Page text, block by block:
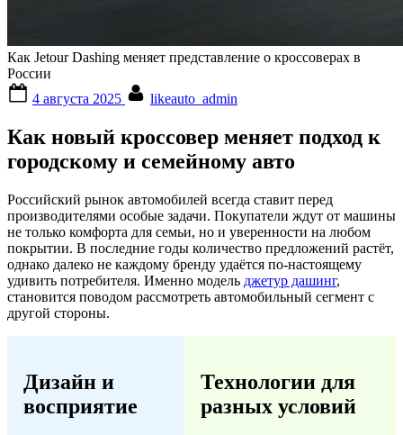
Как Jetour Dashing меняет представление о кроссоверах в
России
on
4 августа 2025 likeauto_admin
Как новый кроссовер меняет подход к
городскому и семейному авто
Российский рынок автомобилей всегда ставит перед
производителями особые задачи. Покупатели ждут от машины
не только комфорта для семьи, но и уверенности на любом
покрытии. В последние годы количество предложений растёт,
однако далеко не каждому бренду удаётся по-настоящему
удивить потребителя. Именно модель джетур дашинг,
становится поводом рассмотреть автомобильный сегмент с
другой стороны.
Дизайн и
восприятие
Технологии для
разных условий